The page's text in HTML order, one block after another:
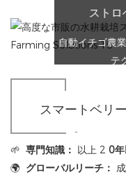
ストロ
自動イチゴ農
テ
スマートベリ
ループ
🌱 専門知識： 以上 2 0
🌍 グローバルリーチ：